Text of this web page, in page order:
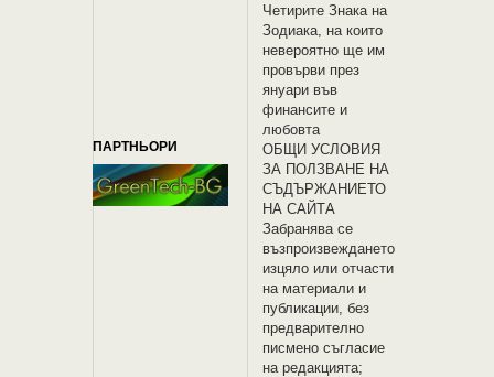
Четирите Знака на
Зодиака, на които
невероятно ще им
провърви през
януари във
финансите и
любовта
ПАРТНЬОРИ
OБЩИ УСЛОВИЯ
ЗА ПОЛЗВАНЕ НА
СЪДЪРЖАНИЕТО
НА САЙТА
Забранява се
възпроизвеждането
изцяло или отчасти
на материали и
публикации, без
предварително
писмено съгласие
на редакцията;